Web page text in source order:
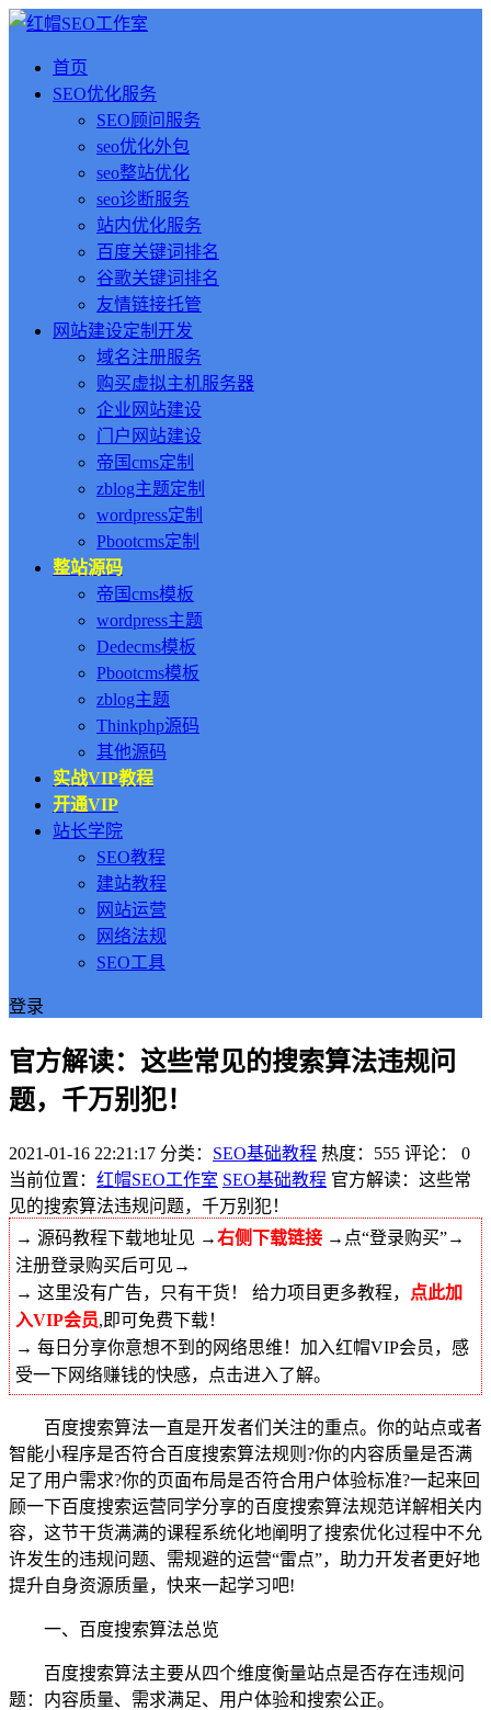
首页
SEO优化服务
SEO顾问服务
seo优化外包
seo整站优化
seo诊断服务
站内优化服务
百度关键词排名
谷歌关键词排名
友情链接托管
网站建设定制开发
域名注册服务
购买虚拟主机服务器
企业网站建设
门户网站建设
帝国cms定制
zblog主题定制
wordpress定制
Pbootcms定制
整站源码
帝国cms模板
wordpress主题
Dedecms模板
Pbootcms模板
zblog主题
Thinkphp源码
其他源码
实战VIP教程
开通VIP
站长学院
SEO教程
建站教程
网站运营
网络法规
SEO工具
登录
官方解读：这些常见的搜索算法违规问
题，千万别犯！
2021-01-16 22:21:17 分类： SEO基础教程 热度：555 评论：
0
当前位置： 红帽SEO工作室 SEO基础教程 官方解读：这些常
见的搜索算法违规问题，千万别犯！
→ 源码教程下载地址见 →右侧下载链接 →点“登录购买”→
注册登录购买后可见→
→ 这里没有广告，只有干货！ 给力项目更多教程，
点此加
入VIP会员,即可免费下载！
→ 每日分享你意想不到的网络思维！加入红帽VIP会员，感
受一下网络赚钱的快感，点击进入了解。
百度搜索算法一直是开发者们关注的重点。你的站点或者
智能小程序是否符合百度搜索算法规则?你的内容质量是否满
足了用户需求?你的页面布局是否符合用户体验标准?一起来回
顾一下百度搜索运营同学分享的百度搜索算法规范详解相关内
容，这节干货满满的课程系统化地阐明了搜索优化过程中不允
许发生的违规问题、需规避的运营“雷点”，助力开发者更好地
提升自身资源质量，快来一起学习吧!
一、百度搜索算法总览
百度搜索算法主要从四个维度衡量站点是否存在违规问
题：内容质量、需求满足、用户体验和搜索公正。